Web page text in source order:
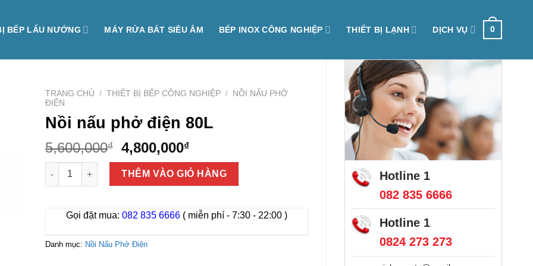
BẾP LẨU NƯỚNG MÁY RỬA BÁT SIÊU ÂM BẾP INOX CÔNG NGHIỆP THIẾT BỊ LẠNH DỊCH VỤ 0
Hotline 1
082 835 6666
Hotline 1
0824 273 273
TRANG CHỦ / THIẾT BỊ BẾP CÔNG NGHIỆP /
NỒI NẤU PHỞ
ĐIỆN
Nồi nấu phở điện 80L
5,600,000₫
Giá
gốc
là:
5,600,000₫.
4,800,000₫Giá
hiện
tại
là:
Nồi nấu phở điện 80L số lượng
THÊM VÀO GIỎ HÀNG
Gọi đặt mua: 082 835 6666 ( miễn phí - 7:30 - 22:00 )
Danh mục: Nồi Nấu Phở Điện